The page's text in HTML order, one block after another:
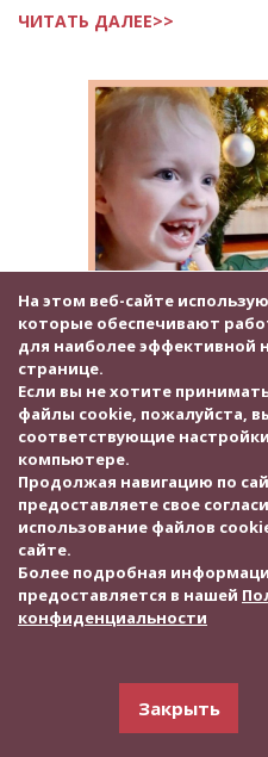
ЧИТАТЬ ДАЛЕЕ>>
Сколько счастья,
детских лицах!
Мы продолжаем
участников акции
Посмотрите сколько
детских лицах!
Вот, что пишет нам
Тамбовской области:
На этом веб-сайте
которые обеспечивают
для наиболее эффективной
странице.
Если вы не хотите
файлы cookie, пожалуйста,
соответствующие
компьютере.
Продолжая навигацию по
предоставляете свое
использование файлов
сайте.
Более подробная
предоставляется в нашей
конфиденциальности
Закрыть